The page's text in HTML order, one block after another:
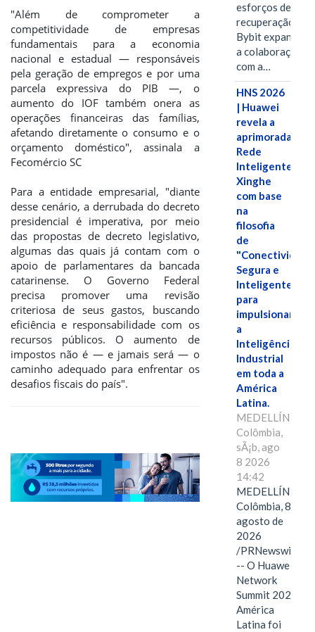
"Além de comprometer a
competitividade de empresas
fundamentais para a economia
nacional e estadual — responsáveis
pela geração de empregos e por uma
parcela expressiva do PIB —, o
aumento do IOF também onera as
operações financeiras das famílias,
afetando diretamente o consumo e o
orçamento doméstico", assinala a
Fecomércio SC
Para a entidade empresarial, "diante
desse cenário, a derrubada do decreto
presidencial é imperativa, por meio
das propostas de decreto legislativo,
algumas das quais já contam com o
apoio de parlamentares da bancada
catarinense. O Governo Federal
precisa promover uma revisão
criteriosa de seus gastos, buscando
eficiência e responsabilidade com os
recursos públicos. O aumento de
impostos não é — e jamais será — o
caminho adequado para enfrentar os
desafios fiscais do país".
esforços de
recuperação e
Bybit expande
a colaboração
com a…
HNS 2026
| Huawei
revela a
aprimorada
Rede
Inteligente
Xinghe
com base
na
filosofia
de
"Conectividade
Segura e
Inteligente"
para
impulsionar
a
Inteligência
Industrial
em toda a
América
Latina.
MEDELLÍN,
Colômbia,
sÃ¡b, ago
8 2026
14:42
MEDELLÍN,
Colômbia, 8 de
agosto de
2026
/PRNewswire/
-- O Huawei
Network
Summit 2026
América
Latina foi